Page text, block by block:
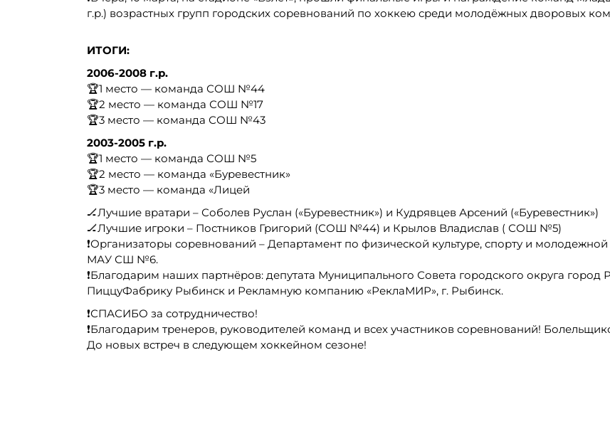
г.р.) возрастных групп городских соревнований по хоккею среди молодёжных дворовых
ИТОГИ:
2006-2008 г.р.
🏆1 место — команда СОШ №44
🏆2 место — команда СОШ №17
🏆3 место — команда СОШ №43
2003-2005 г.р.
🏆1 место — команда СОШ №5
🏆2 место — команда «Буревестник»
🏆3 место — команда «Лицей
🏒Лучшие вратари – Соболев Руслан («Буревестник») и Кудрявцев Арсений («Буревестник»)
🏒Лучшие игроки – Постников Григорий (СОШ №44) и Крылов Владислав ( СОШ №5)
❗Организаторы соревнований – Департамент по физической культуре, спорту и
МАУ СШ №6.
❗Благодарим наших партнёров: депутата Муниципального Совета городского округа
ПиццуФабрику Рыбинск и Рекламную компанию «РеклаМИР», г. Рыбинск.
❗СПАСИБО за сотрудничество!
❗Благодарим тренеров, руководителей команд и всех участников соревнований!
До новых встреч в следующем хоккейном сезоне!